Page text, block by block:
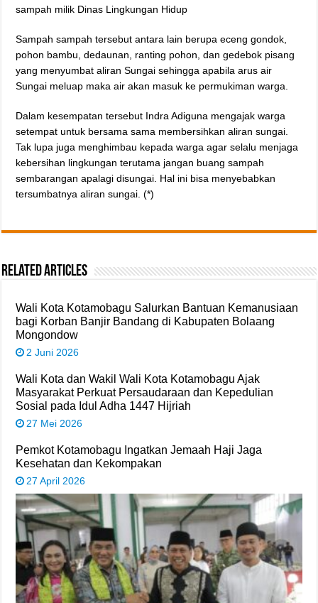
sampah milik Dinas Lingkungan Hidup
Sampah sampah tersebut antara lain berupa eceng gondok,
pohon bambu, dedaunan, ranting pohon, dan gedebok pisang
yang menyumbat aliran Sungai sehingga apabila arus air
Sungai meluap maka air akan masuk ke permukiman warga.
Dalam kesempatan tersebut Indra Adiguna mengajak warga
setempat untuk bersama sama membersihkan aliran sungai.
Tak lupa juga menghimbau kepada warga agar selalu menjaga
kebersihan lingkungan terutama jangan buang sampah
sembarangan apalagi disungai. Hal ini bisa menyebabkan
tersumbatnya aliran sungai. (*)
Related Articles
Wali Kota Kotamobagu Salurkan Bantuan Kemanusiaan
bagi Korban Banjir Bandang di Kabupaten Bolaang
Mongondow
2 Juni 2026
Wali Kota dan Wakil Wali Kota Kotamobagu Ajak
Masyarakat Perkuat Persaudaraan dan Kepedulian
Sosial pada Idul Adha 1447 Hijriah
27 Mei 2026
Pemkot Kotamobagu Ingatkan Jemaah Haji Jaga
Kesehatan dan Kekompakan
27 April 2026